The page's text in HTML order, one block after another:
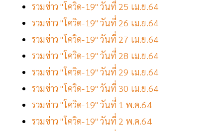
รวมข่าว "โควิด-19" วันที่ 25 เม.ย.64
รวมข่าว "โควิด-19" วันที่ 26 เม.ย.64
รวมข่าว "โควิด-19" วันที่ 27 เม.ย.64
รวมข่าว "โควิด-19" วันที่ 28 เม.ย.64
รวมข่าว "โควิด-19" วันที่ 29 เม.ย.64
รวมข่าว "โควิด-19" วันที่ 30 เม.ย.64
รวมข่าว "โควิด-19" วันที่ 1 พ.ค.64
รวมข่าว "โควิด-19" วันที่ 2 พ.ค.64